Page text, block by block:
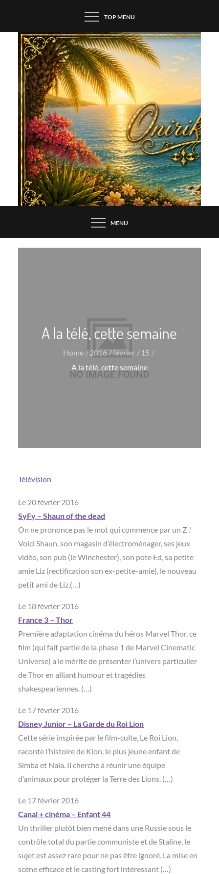
content
TOP MENU
MENU
A la télé, cette semaine
Home 2016 février
15
A la télé, cette semaine
Télévision
Le 20 février 2016
SyFy – Shaun of the dead
On ne prononce pas le mot qui commence par un Z !
Voici Shaun, son magasin d’électroménager, ses jeux
vidéo, son pub (le Winchester), son pote Ed, sa petite
amie Liz (rectification son ex-petite-amie), le nouveau
petit ami de Liz,(…)
Le 18 février 2016
France 3 – Thor
Première adaptation cinéma du héros Marvel Thor, ce
film (qui fait partie de la phase 1 de Marvel Cinematic
Universe) a le mérite de présenter l’univers particulier
de Thor en alliant humour et tragédies
shakespeariennes. (…)
Le 17 février 2016
Disney Junior – La Garde du Roi Lion
Cette série inspirée par le film-culte, Le Roi Lion,
raconte l’histoire de Kion, le plus jeune enfant de
Simba et Nala. Il cherche à réunir une équipe
d’animaux pour protéger la Terre des Lions. (…)
Le 17 février 2016
Canal + cinéma – Enfant 44
Un thriller plutôt bien mené dans une Russie sous le
contrôle total du partie communiste et de Staline, le
sujet est assez rare pour ne pas être ignoré. La mise en
scène efficace et le casting fort intéressant (…)